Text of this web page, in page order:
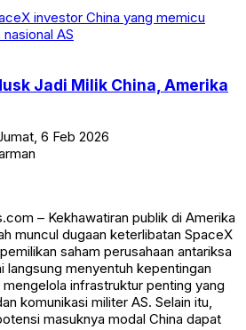
Jadi Milik China, Amerika
6 Feb 2026
– Kekhawatiran publik di Amerika
muncul dugaan keterlibatan SpaceX
saham perusahaan antariksa
langsung menyentuh kepentingan
infrastruktur penting yang
komunikasi militer AS. Selain itu,
masuknya modal China dapat